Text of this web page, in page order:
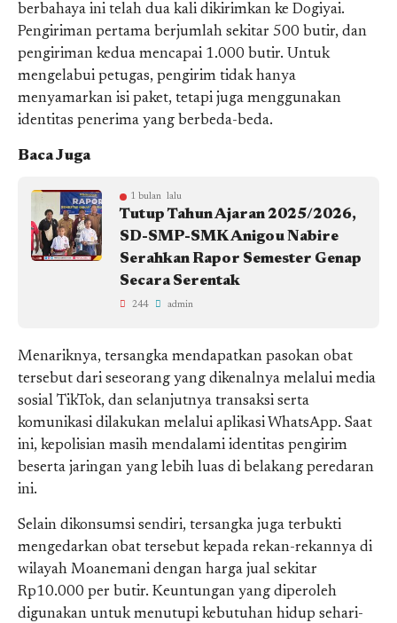
berbahaya ini telah dua kali dikirimkan ke Dogiyai.
Pengiriman pertama berjumlah sekitar 500 butir, dan
pengiriman kedua mencapai 1.000 butir. Untuk
mengelabui petugas, pengirim tidak hanya
menyamarkan isi paket, tetapi juga menggunakan
identitas penerima yang berbeda-beda.
Baca Juga
1 bulan lalu
Tutup Tahun Ajaran 2025/2026,
SD-SMP-SMK Anigou Nabire
Serahkan Rapor Semester Genap
Secara Serentak
244 admin
Menariknya, tersangka mendapatkan pasokan obat
tersebut dari seseorang yang dikenalnya melalui media
sosial TikTok, dan selanjutnya transaksi serta
komunikasi dilakukan melalui aplikasi WhatsApp. Saat
ini, kepolisian masih mendalami identitas pengirim
beserta jaringan yang lebih luas di belakang peredaran
ini.
Selain dikonsumsi sendiri, tersangka juga terbukti
mengedarkan obat tersebut kepada rekan-rekannya di
wilayah Moanemani dengan harga jual sekitar
Rp10.000 per butir. Keuntungan yang diperoleh
digunakan untuk menutupi kebutuhan hidup sehari-